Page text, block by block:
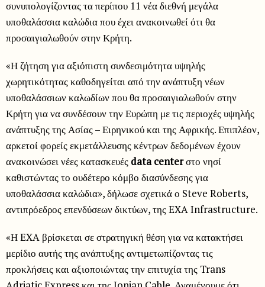
συνυπολογίζοντας τα περίπου 11 νέα διεθνή μεγάλα
υποθαλάσσια καλώδια που έχει ανακοινωθεί ότι θα
προσαιγιαλωθούν στην Κρήτη.
«Η ζήτηση για αξιόπιστη συνδεσιμότητα υψηλής
χωρητικότητας καθοδηγείται από την ανάπτυξη νέων
υποθαλάσσιων καλωδίων που θα προσαιγιαλωθούν στην
Κρήτη για να συνδέσουν την Ευρώπη με τις περιοχές υψηλής
ανάπτυξης της Ασίας – Ειρηνικού και της Αφρικής. Επιπλέον,
αρκετοί φορείς εκμετάλλευσης κέντρων δεδομένων έχουν
ανακοινώσει νέες κατασκευές data centerστο νησί
καθιστώντας το ουδέτερο κόμβο διασύνδεσης για
υποθαλάσσια καλώδια», δήλωσε σχετικά ο Steve Roberts,
αντιπρόεδρος επενδύσεων δικτύων, της EXA Infrastructure.
«Η EXA βρίσκεται σε στρατηγική θέση για να κατακτήσει
μερίδιο αυτής της ανάπτυξης αντιμετωπίζοντας τις
προκλήσεις και αξιοποιώντας την επιτυχία της Trans